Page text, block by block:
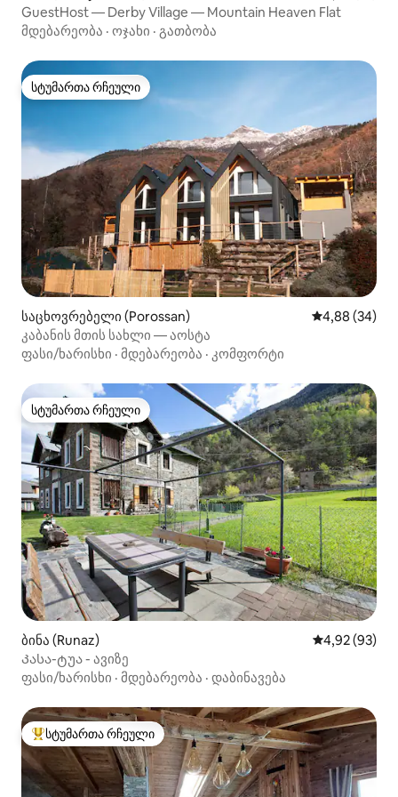
GuestHost — Derby Village — Mountain Heaven Flat
მდებარეობა · ოჯახი · გათბობა
სტუმართა რჩეული
სტუმართა რჩეული
საცხოვრებელი (Porossan) საშუალო
4,88 (34)
კაბანის მთის სახლი — აოსტა
ფასი/ხარისხი · მდებარეობა · კომფორტი
სტუმართა რჩეული
სტუმართა რჩეული
ბინა (Runaz) საშუალო
4,92 (93)
Კასა-ტუა - ავიზე
ფასი/ხარისხი · მდებარეობა · დაბინავება
სტუმართა რჩეული მოწინავე ვარიანტი
სტუმართა რჩეული